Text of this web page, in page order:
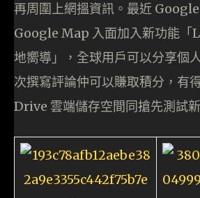
再周圍上網搵資訊。最近
Google Map 入面加入新功能「
地嚮導」，全球用戶可以分享個
次撰寫評論仲可以賺取積分，有
Drive 雲端儲存空間同搶先測試新